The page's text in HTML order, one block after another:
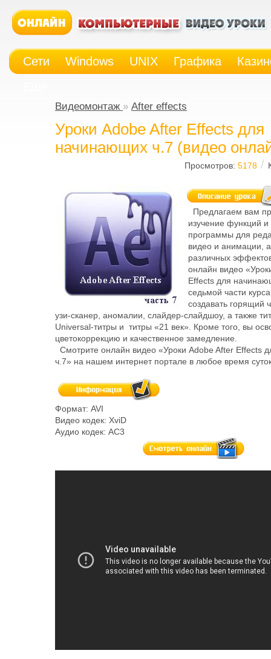
Сети Windows UNIX Графика
Видеомонтаж » After effects
Уроки Adobe After Effects для
начинающих ч.7 (видео
Просмотров: 5178 /
Предлагаем вам
изучение функций
программы для
видео и анимации,
различных
онлайн видео
Effects для
седьмой части
создавать горящий
узи-сканер, аномалии, слайдер-слайдшоу, а также
Universal-титры и титры «21 век». Кроме того, вы
цветокоррекцию и качественное замедление.
Смотрите онлайн видео «Уроки Adobe After Effects
ч.7» на нашем интернет портале в любое время
Формат: AVI
Видео кодек: XviD
Аудио кодек: AC3